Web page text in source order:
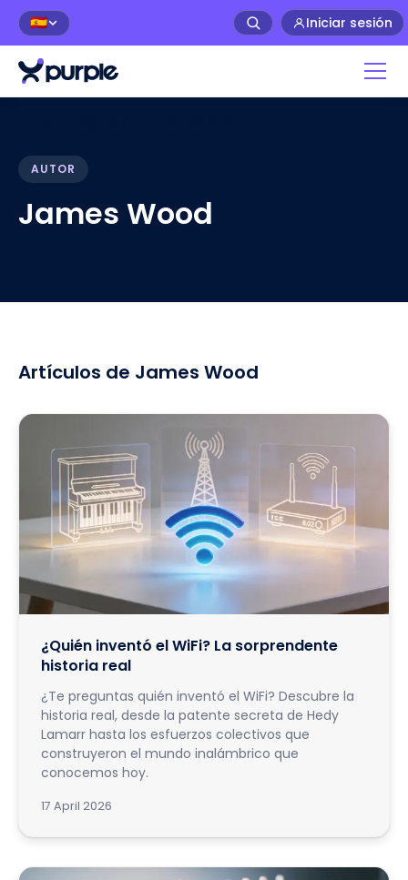
🇪🇸 Iniciar sesión
AUTOR
James Wood
Artículos de James Wood
¿Quién inventó el WiFi? La sorprendente
historia real
¿Te preguntas quién inventó el WiFi? Descubre la
historia real, desde la patente secreta de Hedy
Lamarr hasta los esfuerzos colectivos que
construyeron el mundo inalámbrico que
conocemos hoy.
17 April 2026